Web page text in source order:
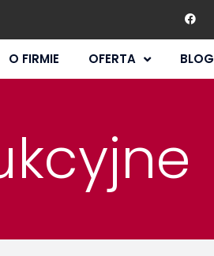
O FIRMIE OFERTA BLOG